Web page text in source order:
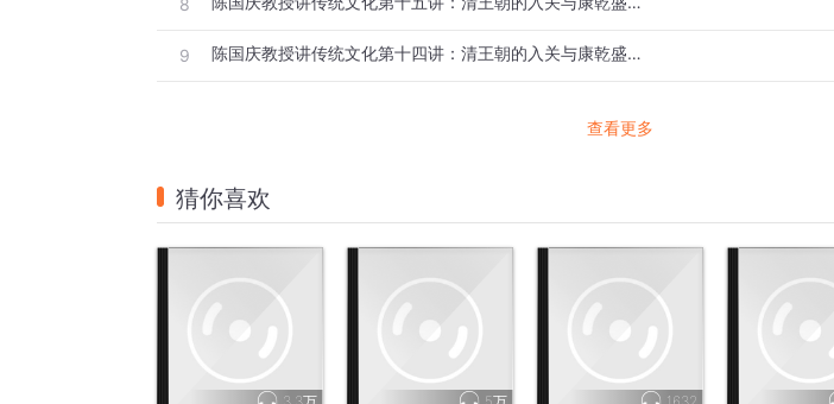
8
9 陈国庆教授讲传统文化第十四讲：清王朝的入关与康乾盛世（上）2
查看更多
猜你喜欢